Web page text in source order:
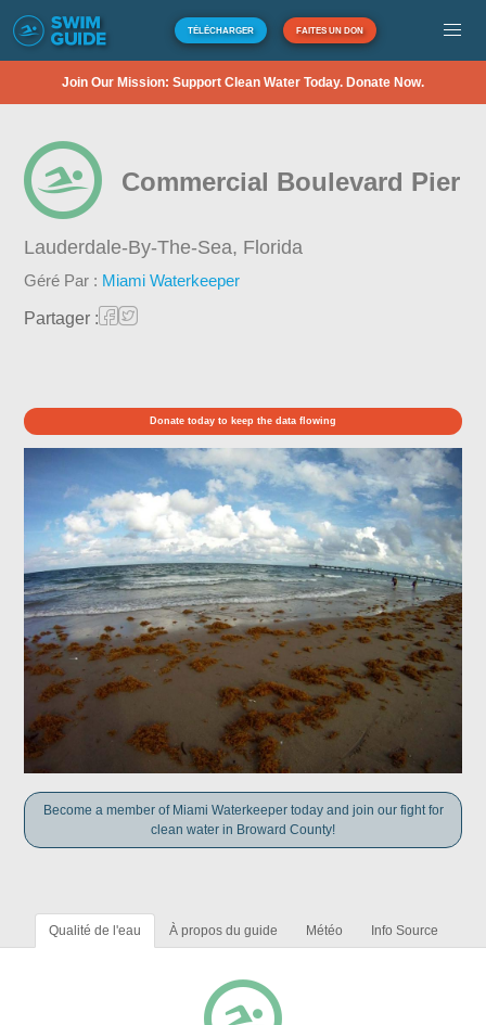
TÉLÉCHARGER FAITES UN DON
Join Our Mission: Support Clean Water Today. Donate Now.
Commercial Boulevard Pier
Lauderdale-By-The-Sea, Florida
Géré Par : Miami Waterkeeper
Partager :
Donate today to keep the data flowing
Become a member of Miami Waterkeeper today and join our fight for
clean water in Broward County!
Qualité de l'eau À propos du guide Météo Info Source